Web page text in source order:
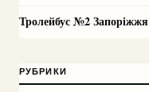
Тролейбус №2 Запоріжжя
РУБРИКИ